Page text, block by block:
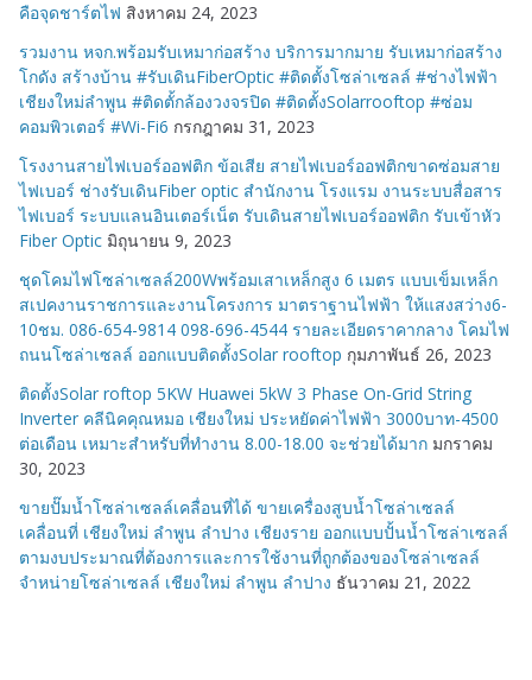
คือจุดชาร์ตไฟ สิงหาคม 24, 2023
รวมงาน หจก.พร้อมรับเหมาก่อสร้าง บริการมากมาย รับเหมาก่อสร้าง
โกดัง สร้างบ้าน #รับเดินFiberOptic #ติดตั้งโซล่าเซลล์ #ช่างไฟฟ้า
เชียงใหม่ลำพูน #ติดตั้กล้องวงจรปิด #ติดตั้งSolarrooftop #ซ่อม
คอมพิวเตอร์ #Wi-Fi6 กรกฎาคม 31, 2023
โรงงานสายไฟเบอร์ออฟติก ข้อเสีย สายไฟเบอร์ออฟติกขาดซ่อมสาย
ไฟเบอร์ ช่างรับเดินFiber optic สำนักงาน โรงแรม งานระบบสื่อสาร
ไฟเบอร์ ระบบแลนอินเตอร์เน็ต รับเดินสายไฟเบอร์ออฟติก รับเข้าหัว
Fiber Optic มิถุนายน 9, 2023
ชุดโคมไฟโซล่าเซลล์200Wพร้อมเสาเหล็กสูง 6 เมตร แบบเข็มเหล็ก
สเปคงานราชการและงานโครงการ มาตราฐานไฟฟ้า ให้แสงสว่าง6-
10ชม. 086-654-9814 098-696-4544 รายละเอียดราคากลาง โคมไฟ
ถนนโซล่าเซลล์ ออกแบบติดตั้งSolar rooftop กุมภาพันธ์ 26, 2023
ติดตั้งSolar roftop 5KW Huawei 5kW 3 Phase On-Grid String
Inverter คลีนิคคุณหมอ เชียงใหม่ ประหยัดค่าไฟฟ้า 3000บาท-4500
ต่อเดือน เหมาะสำหรับที่ทำงาน 8.00-18.00 จะช่วยได้มาก มกราคม
30, 2023
ขายปั๊มน้ำโซล่าเซลล์เคลื่อนที่ได้ ขายเครื่องสูบน้ำโซล่าเซลล์
เคลื่อนที่ เชียงใหม่ ลำพูน ลำปาง เชียงราย ออกแบบปั้นน้ำโซล่าเซลล์
ตามงบประมาณที่ต้องการและการใช้งานที่ถูกต้องของโซล่าเซลล์
จำหน่ายโซล่าเซลล์ เชียงใหม่ ลำพูน ลำปาง ธันวาคม 21, 2022